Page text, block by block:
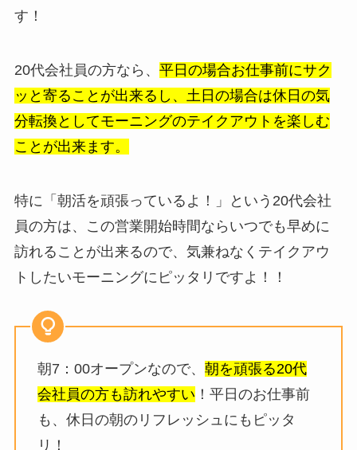
す！
20代会社員の方なら、 平日の場合お仕事前にサク
ッと寄ることが出来るし、土日の場合は休日の気
分転換としてモーニングのテイクアウトを楽しむ
ことが出来ます。
特に「朝活を頑張っているよ！」という20代会社
員の方は、この営業開始時間ならいつでも早めに
訪れることが出来るので、気兼ねなくテイクアウ
トしたいモーニングにピッタリですよ！！
朝7：00オープンなので、 朝を頑張る20代
会社員の方も訪れやすい ！平日のお仕事前
も、休日の朝のリフレッシュにもピッタ
リ！